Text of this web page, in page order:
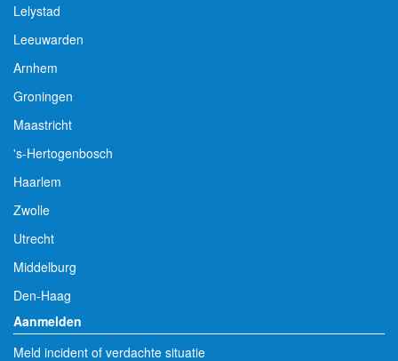
Lelystad
Leeuwarden
Arnhem
Groningen
Maastricht
's-Hertogenbosch
Haarlem
Zwolle
Utrecht
Middelburg
Den-Haag
Aanmelden
Meld incident of verdachte situatie